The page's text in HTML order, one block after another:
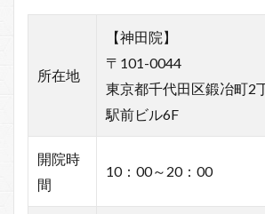
所在地
【神田院】
〒101-0044
東京都千代田区鍛冶町2
駅前ビル6F
開院時
間
10：00～20：00